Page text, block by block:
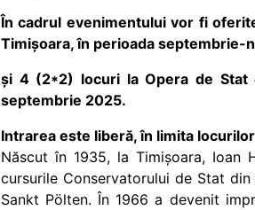
În cadrul evenimentului vor fi
Timișoara, în perioada septembrie-
și 4 (2*2) locuri la Opera de Stat
septembrie 2025.
Intrarea este liberă, în limita
Născut în 1935, la Timișoara, Ioan
cursurile Conservatorului de Stat
Sankt Pölten. În 1966 a devenit